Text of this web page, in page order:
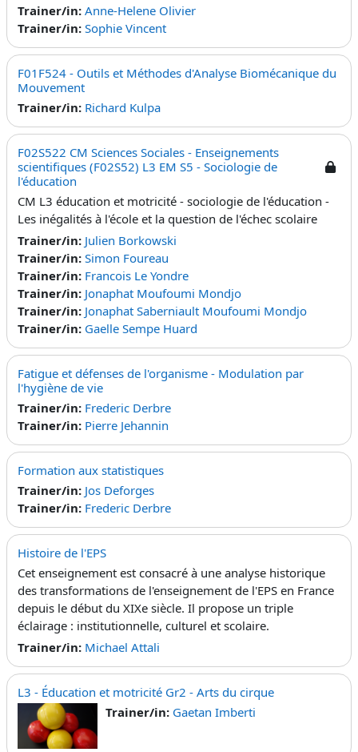
Trainer/in: Anne-Helene Olivier
Trainer/in: Sophie Vincent
F01F524 - Outils et Méthodes d'Analyse Biomécanique du
Mouvement
Trainer/in: Richard Kulpa
F02S522 CM Sciences Sociales - Enseignements
scientifiques (F02S52) L3 EM S5 - Sociologie de
l'éducation
CM L3 éducation et motricité - sociologie de l'éducation -
Les inégalités à l'école et la question de l'échec scolaire
Trainer/in: Julien Borkowski
Trainer/in: Simon Foureau
Trainer/in: Francois Le Yondre
Trainer/in: Jonaphat Moufoumi Mondjo
Trainer/in: Jonaphat Saberniault Moufoumi Mondjo
Trainer/in: Gaelle Sempe Huard
Fatigue et défenses de l'organisme - Modulation par
l'hygiène de vie
Trainer/in: Frederic Derbre
Trainer/in: Pierre Jehannin
Formation aux statistiques
Trainer/in: Jos Deforges
Trainer/in: Frederic Derbre
Histoire de l'EPS
Cet enseignement est consacré à une analyse historique
des transformations de l'enseignement de l'EPS en France
depuis le début du XIXe siècle. Il propose un triple
éclairage : institutionnelle, culturel et scolaire.
Trainer/in: Michael Attali
L3 - Éducation et motricité Gr2 - Arts du cirque
Trainer/in: Gaetan Imberti